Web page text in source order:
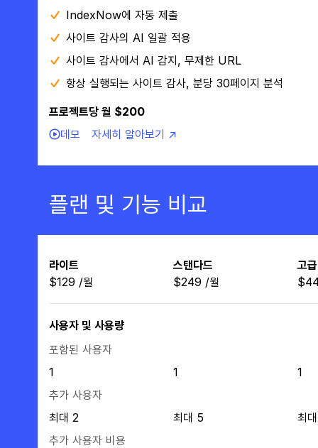
IndexNow에 자동 제출
사이트 감사의 AI 일괄 적용
사이트 감사에서 AI 감지, 무제한 URL
항상 실행되는 사이트 감사, 분당 30페이지 분석
프로젝트당 월 $200
데모
자세히 알아보기 ↗
플랜 및 기능 비교
라이트
$129 /월
스탠다드
$249 /월
고급
$
사용자 및 사용량
포함된 사용자
1
1
1
추가 사용자
최대 2
최대 5
최
추가 사용자 비용